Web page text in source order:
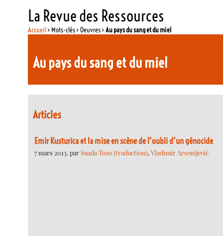
La Revue des Ressources
Accueil> Mots-clés > Oeuvres >Au pays du sang et du miel
Au pays du sang et du miel
Articles
Emir Kusturica et la mise en scène de l’oubli d’un génocide
7 mars 2013, parSuada Tozo (traduction),Vladimir Arsenijević